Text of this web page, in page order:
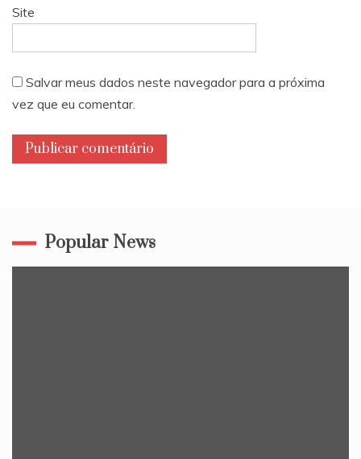
Site
Salvar meus dados neste navegador para a próxima
vez que eu comentar.
Popular News